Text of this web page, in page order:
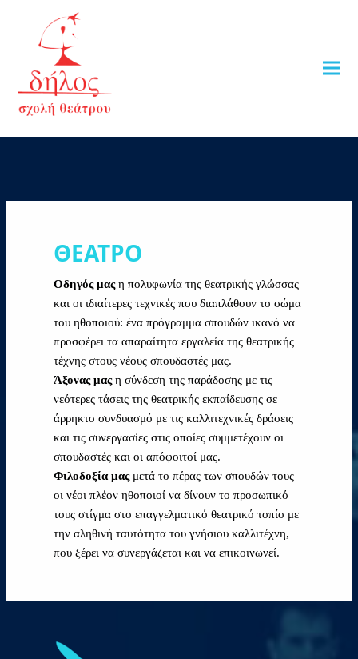
ΘΕΑΤΡΟ
Οδηγός μαςη πολυφωνία της θεατρικής γλώσσας
και οι ιδιαίτερες τεχνικές που διαπλάθουν το σώμα
του ηθοποιού: ένα πρόγραμμα σπουδών ικανό να
προσφέρει τα απαραίτητα εργαλεία της θεατρικής
τέχνης στους νέους σπουδαστές μας.
Άξονας μαςη σύνδεση της παράδοσης με τις
νεότερες τάσεις της θεατρικής εκπαίδευσης σε
άρρηκτο συνδυασμό με τις καλλιτεχνικές δράσεις
και τις συνεργασίες στις οποίες συμμετέχουν οι
σπουδαστές και οι απόφοιτοί μας.
Φιλοδοξία μαςμετά το πέρας των σπουδών τους
οι νέοι πλέον ηθοποιοί να δίνουν το προσωπικό
τους στίγμα στο επαγγελματικό θεατρικό τοπίο με
την αληθινή ταυτότητα του γνήσιου καλλιτέχνη,
που ξέρει να συνεργάζεται και να επικοινωνεί.